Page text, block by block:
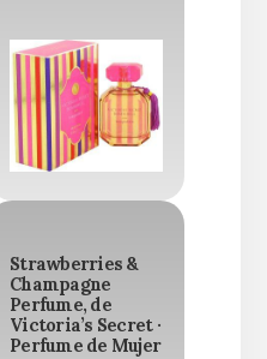
Strawberries &
Champagne
Perfume, de
Victoria’s Secret ·
Perfume de Mujer